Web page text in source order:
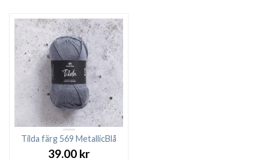
Tilda färg 569 MetallicBlå
39.00 kr